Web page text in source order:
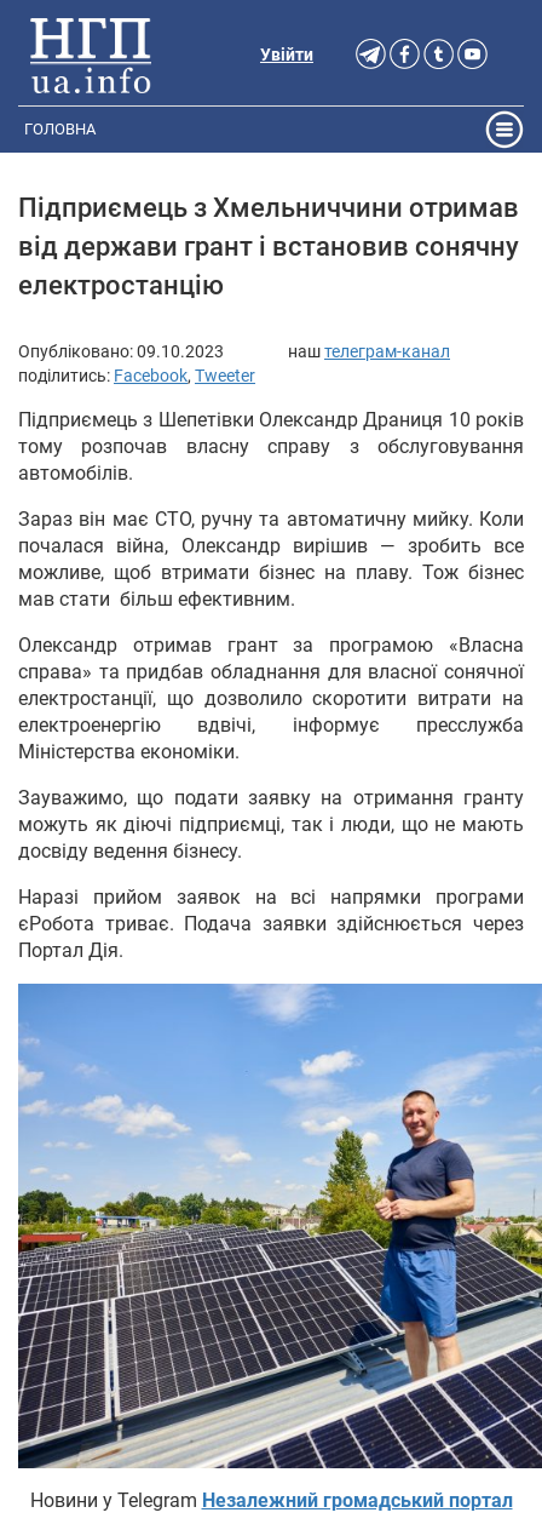
Увійти
ГОЛОВНА
Підприємець з Хмельниччини отримав
від держави грант і встановив сонячну
електростанцію
Опубліковано:09.10.2023 наштелеграм-канал
поділитись: Facebook, Tweeter
Підприємець з Шепетівки Олександр Драниця 10 років
тому розпочав власну справу з обслуговування
автомобілів.
Зараз він має СТО, ручну та автоматичну мийку. Коли
почалася війна, Олександр вирішив — зробить все
можливе, щоб втримати бізнес на плаву. Тож бізнес
мав стати більш ефективним.
Олександр отримав грант за програмою «Власна
справа» та придбав обладнання для власної сонячної
електростанції, що дозволило скоротити витрати на
електроенергію вдвічі, інформує пресслужба
Міністерства економіки.
Зауважимо, що подати заявку на отримання гранту
можуть як діючі підприємці, так і люди, що не мають
досвіду ведення бізнесу.
Наразі прийом заявок на всі напрямки програми
єРобота триває. Подача заявки здійснюється через
Портал Дія.
Новини у Telegram Незалежний громадський портал